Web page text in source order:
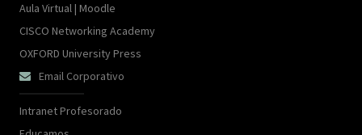
Aula Virtual | Moodle
CISCO Networking Academy
OXFORD University Press
 Email Corporativo
Intranet Profesorado